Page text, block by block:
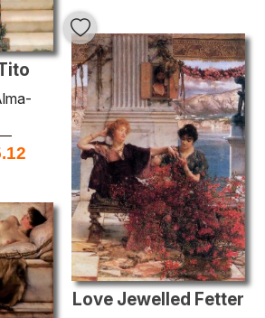
Love Jewelled Fetter